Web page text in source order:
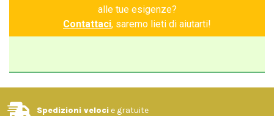
alle tue esigenze?
Contattaci, saremo lieti di aiutarti!
Spedizioni veloci e gratuite